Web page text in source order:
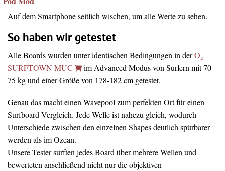
Auf dem Smartphone seitlich wischen, um alle Werte zu sehen.
So haben wir getestet
Alle Boards wurden unter identischen Bedingungen in derO₂
SURFTOWN MUC
im Advanced Modus von Surfern mit 70-
75 kg und einer Größe von 178-182 cm getestet.
Genau das macht einen Wavepool zum perfekten Ort für einen
Surfboard Vergleich. Jede Welle ist nahezu gleich, wodurch
Unterschiede zwischen den einzelnen Shapes deutlich spürbarer
werden als im Ozean.
Unsere Tester surften jedes Board über mehrere Wellen und
bewerteten anschließend nicht nur die objektiven